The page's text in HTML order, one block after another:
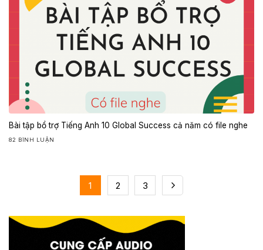
Bài tập bổ trợ Tiếng Anh 10 Global Success cả năm có file nghe
82 BÌNH LUẬN
1 2 3